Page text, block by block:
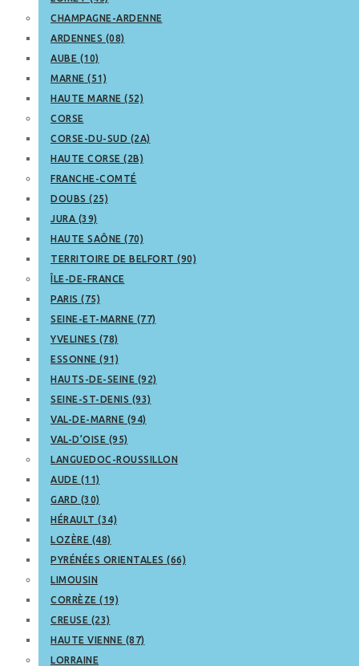
CHAMPAGNE-ARDENNE
ARDENNES (08)
AUBE (10)
MARNE (51)
HAUTE MARNE (52)
CORSE
CORSE-DU-SUD (2A)
HAUTE CORSE (2B)
FRANCHE-COMTÉ
DOUBS (25)
JURA (39)
HAUTE SAÔNE (70)
TERRITOIRE DE BELFORT (90)
ÎLE-DE-FRANCE
PARIS (75)
SEINE-ET-MARNE (77)
YVELINES (78)
ESSONNE (91)
HAUTS-DE-SEINE (92)
SEINE-ST-DENIS (93)
VAL-DE-MARNE (94)
VAL-D’OISE (95)
LANGUEDOC-ROUSSILLON
AUDE (11)
GARD (30)
HÉRAULT (34)
LOZÈRE (48)
PYRÉNÉES ORIENTALES (66)
LIMOUSIN
CORRÈZE (19)
CREUSE (23)
HAUTE VIENNE (87)
LORRAINE